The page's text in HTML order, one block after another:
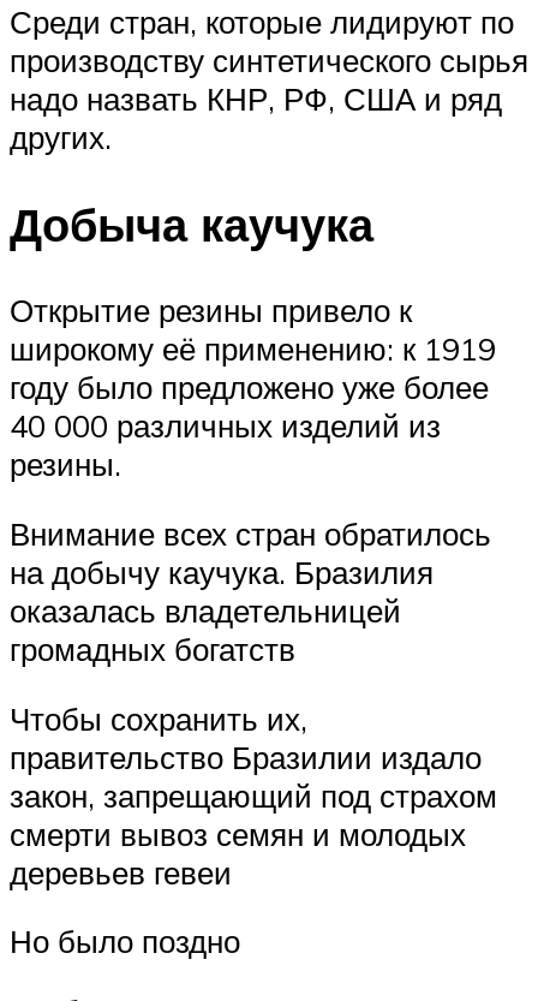
Среди стран, которые лидируют по
производству синтетического сырья
надо назвать КНР, РФ, США и ряд
других.
Добыча каучука
Открытие резины привело к
широкому её применению: к 1919
году было предложено уже более
40 000 различных изделий из
резины.
Внимание всех стран обратилось
на добычу каучука. Бразилия
оказалась владетельницей
громадных богатств
Чтобы сохранить их,
правительство Бразилии издало
закон, запрещающий под страхом
смерти вывоз семян и молодых
деревьев гевеи
Но было поздно